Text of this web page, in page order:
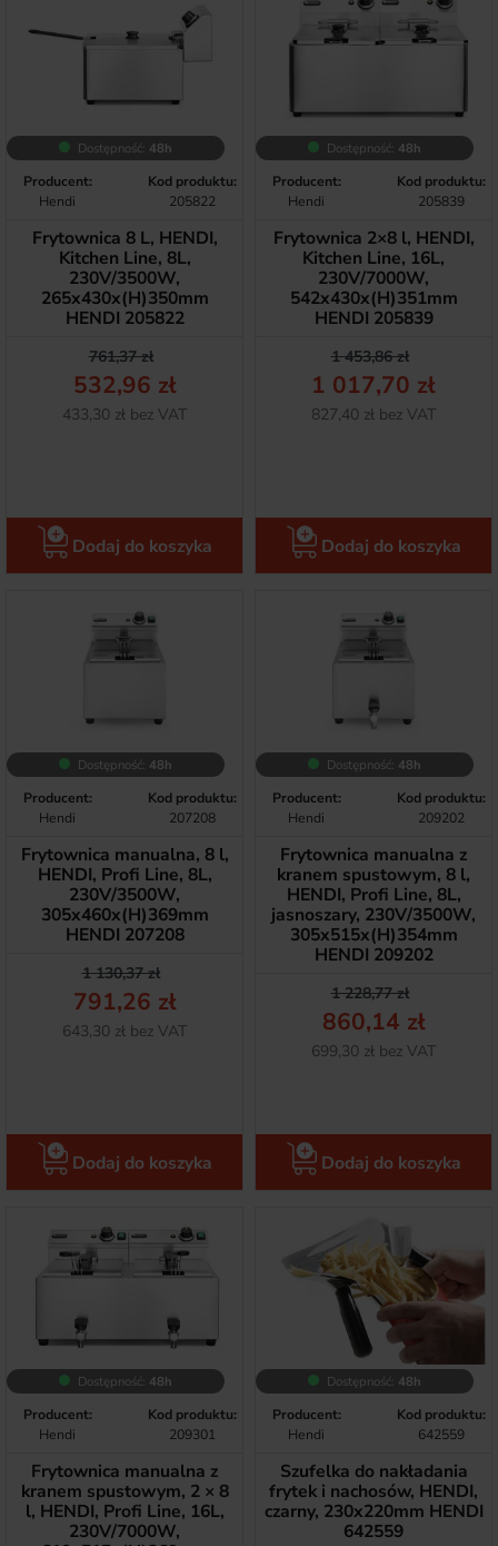
Dostępność: 48h
Producent:
Hendi
Kod produktu:
205822
Frytownica 8 L, HENDI,
Kitchen Line, 8L,
230V/3500W,
265x430x(H)350mm
HENDI 205822
Cena podstawowa
761,37 zł
Cena
532,96 zł
Netto
433,30 zł bez VAT
Dodaj do koszyka
Dostępność: 48h
Producent:
Hendi
Kod produktu:
205839
Frytownica 2×8 l, HENDI,
Kitchen Line, 16L,
230V/7000W,
542x430x(H)351mm
HENDI 205839
Cena
1 453,86 zł
Cena
1 017,70 zł
Netto
827,40 zł bez VAT
Dodaj do koszyka
Dostępność: 48h
Producent:
Hendi
Kod produktu:
207208
Frytownica manualna, 8 l,
HENDI, Profi Line, 8L,
230V/3500W,
305x460x(H)369mm
HENDI 207208
Cena podstawowa
1 130,37 zł
Cena
791,26 zł
Netto
643,30 zł bez VAT
Dodaj do koszyka
Dostępność: 48h
Producent:
Hendi
Kod produktu:
209202
Frytownica manualna z
kranem spustowym, 8 l,
HENDI, Profi Line, 8L,
jasnoszary, 230V/3500W,
305x515x(H)354mm
HENDI 209202
Cena
1 228,77 zł
Cena
860,14 zł
Netto
699,30 zł bez VAT
Dodaj do koszyka
Dostępność: 48h
Producent:
Hendi
Kod produktu:
209301
Frytownica manualna z
kranem spustowym, 2 × 8
l, HENDI, Profi Line, 16L,
230V/7000W,
Dostępność: 48h
Producent:
Hendi
Kod produktu:
642559
Szufelka do nakładania
frytek i nachosów, HENDI,
czarny, 230x220mm HENDI
642559